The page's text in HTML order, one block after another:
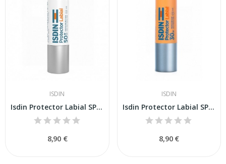
ISDIN
Isdin Protector Labial SPF 50+ 4gr
8,90 €
ISDIN
Isdin Protector Labial SPF 30 4gr
8,90 €